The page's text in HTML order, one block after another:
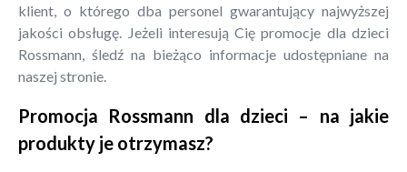
klient, o którego dba personel gwarantujący najwyższej
jakości obsługę. Jeżeli interesują Cię promocje dla dzieci
Rossmann, śledź na bieżąco informacje udostępniane na
naszej stronie.
Promocja Rossmann dla dzieci – na jakie
produkty je otrzymasz?